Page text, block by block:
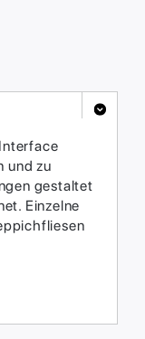
und zu
gestaltet
Einzelne